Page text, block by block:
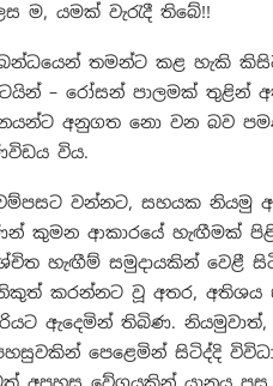
ම, යමක් වැරැදී තිබේ!!
තමන්ට කළ හැකි
– රෝසන් පාලමක් තුළින්
අනුගත නො වන බව
විය.
වන්නට, සහයක නියමු
කුමන ආකාරයේ හැඟීමක්
හැඟීම් සමුදායකින් වෙළී
කරන්නට වූ අතර, අතිශය
ඇදෙමින් තිබිණ.
පෙළෙමින් සිටිද්දි